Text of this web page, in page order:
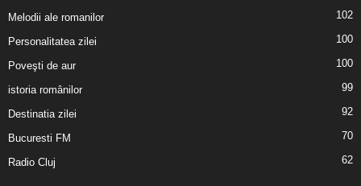
Melodii ale romanilor 102
Personalitatea zilei 100
Poveşti de aur 100
istoria românilor 99
Destinatia zilei 92
Bucuresti FM 70
Radio Cluj 62